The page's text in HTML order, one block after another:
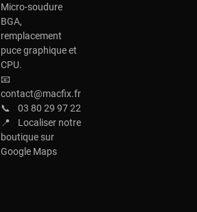
Micro-soudure
BGA,
remplacement
puce graphique et
CPU.
📧
contact@macfix.fr
📞
03 80 29 97 22
📍
Localiser notre
boutique sur
Google Maps